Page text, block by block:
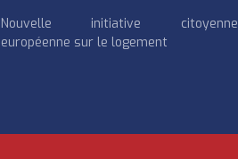
Nouvelle initiative citoyenne
européenne sur le logement